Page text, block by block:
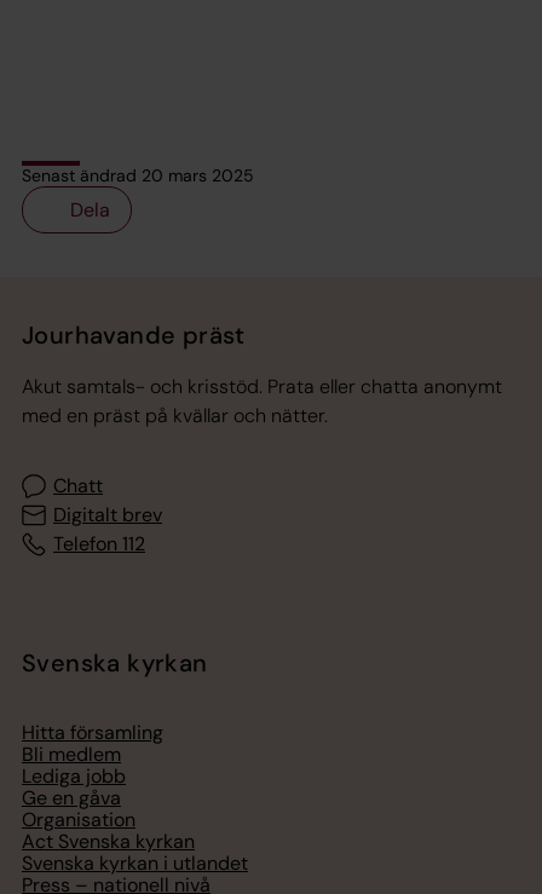
Senast ändrad 20 mars 2025
Dela
Jourhavande präst
Akut samtals- och krisstöd. Prata eller chatta anonymt
med en präst på kvällar och nätter.
Chatt
Digitalt brev
Telefon 112
Svenska kyrkan
Hitta församling
Bli medlem
Lediga jobb
Ge en gåva
Organisation
Act Svenska kyrkan
Svenska kyrkan i utlandet
Press – nationell nivå